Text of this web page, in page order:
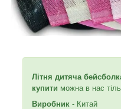
Літня дитяча
купити можна в нас
Виробник - Китай